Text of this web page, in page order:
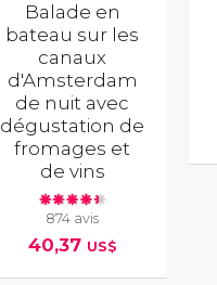
Balade en
bateau sur les
canaux
d'Amsterdam
de nuit avec
dégustation de
fromages et
de vins
874 avis
40,37 US$